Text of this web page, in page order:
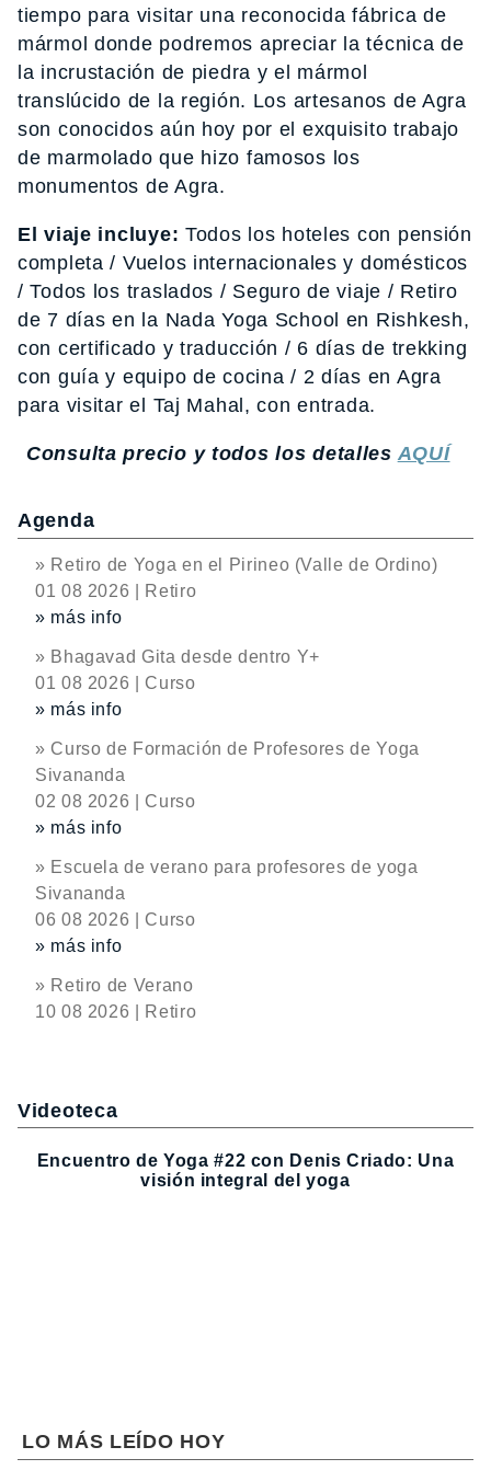
tiempo para visitar una reconocida fábrica de
mármol donde podremos apreciar la técnica de
la incrustación de piedra y el mármol
translúcido de la región. Los artesanos de Agra
son conocidos aún hoy por el exquisito trabajo
de marmolado que hizo famosos los
monumentos de Agra.
El viaje incluye: Todos los hoteles con pensión
completa / Vuelos internacionales y domésticos
/ Todos los traslados / Seguro de viaje / Retiro
de 7 días en la Nada Yoga School en Rishkesh,
con certificado y traducción / 6 días de trekking
con guía y equipo de cocina / 2 días en Agra
para visitar el Taj Mahal, con entrada.
Consulta precio y todos los detalles AQUÍ
Agenda
» Retiro de Yoga en el Pirineo (Valle de Ordino)
01 08 2026 | Retiro
» más info
» Bhagavad Gita desde dentro Y+
01 08 2026 | Curso
» más info
» Curso de Formación de Profesores de Yoga
Sivananda
02 08 2026 | Curso
» más info
» Escuela de verano para profesores de yoga
Sivananda
06 08 2026 | Curso
» más info
» Retiro de Verano
10 08 2026 | Retiro
Videoteca
Encuentro de Yoga #22 con Denis Criado: Una
visión integral del yoga
LO MÁS LEÍDO HOY